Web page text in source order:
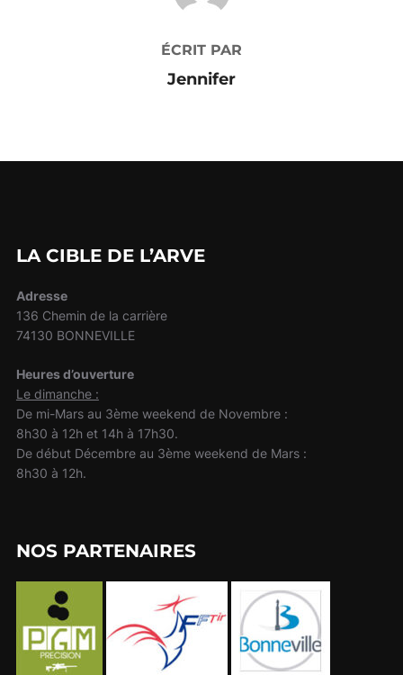
ÉCRIT PAR
Jennifer
LA CIBLE DE L’ARVE
Adresse
136 Chemin de la carrière
74130 BONNEVILLE
Heures d’ouverture
Le dimanche :
De mi-Mars au 3ème weekend de Novembre :
8h30 à 12h et 14h à 17h30.
De début Décembre au 3ème weekend de Mars :
8h30 à 12h.
NOS PARTENAIRES